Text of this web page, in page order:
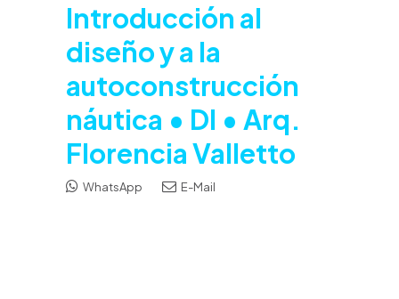
Introducción al
diseño y a la
autoconstrucción
náutica • DI • Arq.
Florencia Valletto
WhatsApp E-Mail